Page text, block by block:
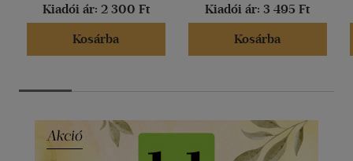
Kiadói ár: 2 300 Ft
Kosárba
Kiadói ár: 3 495 Ft
Kosárba